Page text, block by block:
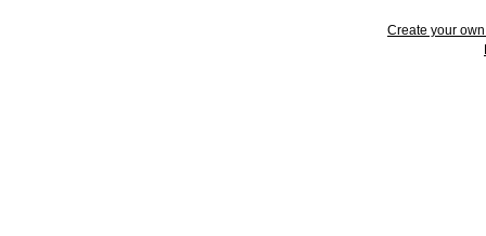
Create your